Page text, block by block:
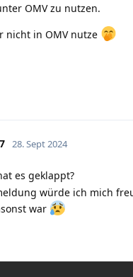
OMV zu nutzen.
nicht in OMV nutze
28. Sept 2024
es geklappt?
würde ich mich
war